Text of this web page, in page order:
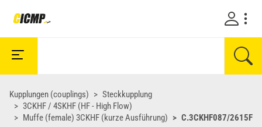
Kupplungen (couplings)
Steckkupplung
3CKHF / 4SKHF (HF - High Flow)
Muffe (female) 3CKHF (kurze Ausführung)
C.3CKHF087/2615F